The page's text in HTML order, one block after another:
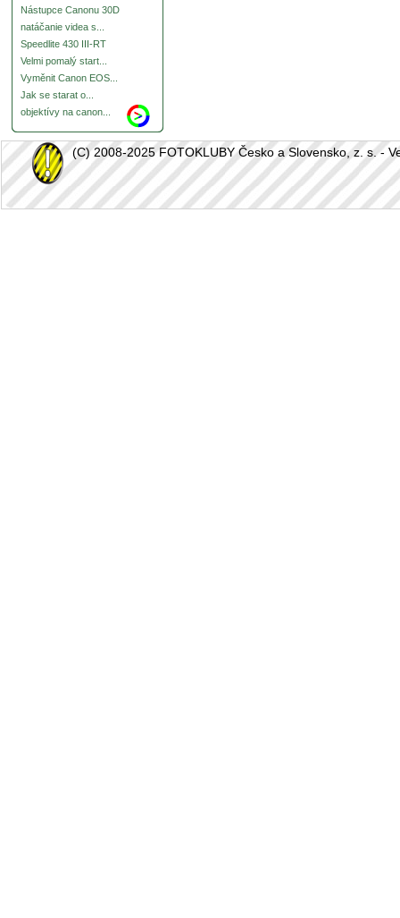
Nástupce Canonu 30D
natáčanie videa s...
Speedlite 430 III-RT
Velmi pomalý start...
Vyměnit Canon EOS...
Jak se starat o...
objektívy na canon...
(C) 2008-2025 FOTOKLUBY Česko a Slovensko, z. s. -